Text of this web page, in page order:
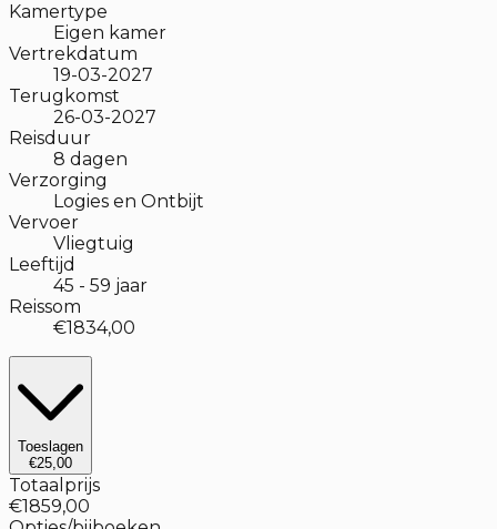
Kamertype
Eigen kamer
Vertrekdatum
19-03-2027
Terugkomst
26-03-2027
Reisduur
8 dagen
Verzorging
Logies en Ontbijt
Vervoer
Vliegtuig
Leeftijd
45 - 59 jaar
Reissom
€1834,00
Toeslagen
€25,00
Totaalprijs
€1859,00